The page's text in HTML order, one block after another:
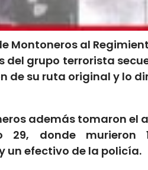
Montoneros al
del grupo terrorista
de su ruta original y lo
además tomaron el
29, donde
un efectivo de la policía.